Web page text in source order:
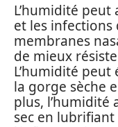
L’humidité
et les infections
membranes
de mieux
L’humidité
la gorge sèche
plus, l’humidité
sec en